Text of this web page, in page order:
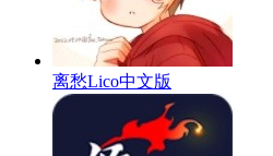
离愁Lico中文版